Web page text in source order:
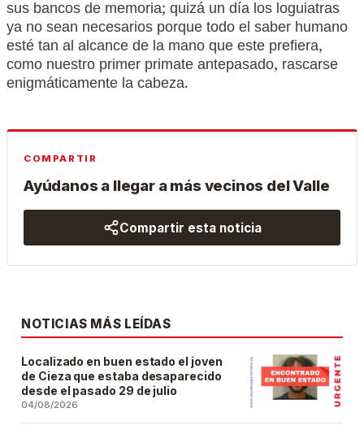
sus bancos de memoria; quizá un día los loguiatras
ya no sean necesarios porque todo el saber humano
esté tan al alcance de la mano que este prefiera,
como nuestro primer primate antepasado, rascarse
enigmáticamente la cabeza.
COMPARTIR
Ayúdanos a llegar a más vecinos del Valle
Compartir esta noticia
NOTICIAS MÁS LEÍDAS
Localizado en buen estado el joven
de Cieza que estaba desaparecido
desde el pasado 29 de julio
04/08/2026